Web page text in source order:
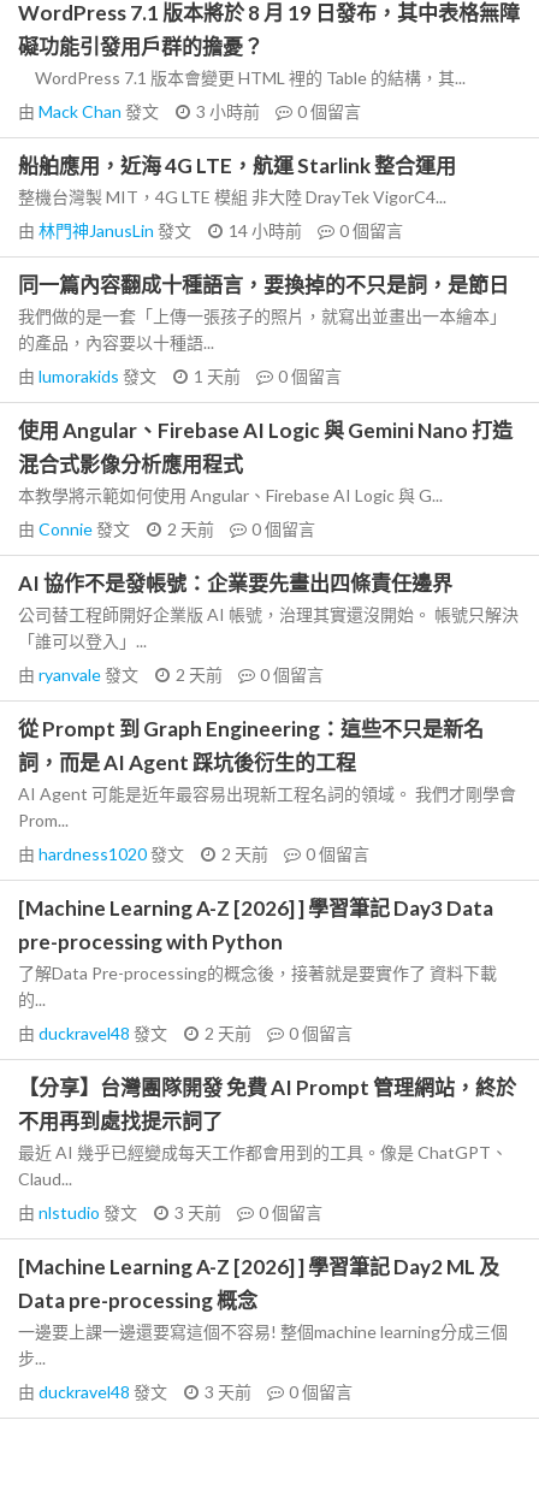
WordPress 7.1 版本將於 8 月 19 日發布，其中表格無障
礙功能引發用戶群的擔憂？
WordPress 7.1 版本會變更 HTML 裡的 Table 的結構，其...
由 Mack Chan 發文 3 小時前 0個留言
船舶應用，近海 4G LTE，航運 Starlink 整合運用
整機台灣製 MIT，4G LTE 模組 非大陸 DrayTek VigorC4...
由 林門神JanusLin 發文 14 小時前 0個留言
同一篇內容翻成十種語言，要換掉的不只是詞，是節日
我們做的是一套「上傳一張孩子的照片，就寫出並畫出一本繪本」
的產品，內容要以十種語...
由 lumorakids 發文 1 天前 0個留言
使用 Angular、Firebase AI Logic 與 Gemini Nano 打造
混合式影像分析應用程式
本教學將示範如何使用 Angular、Firebase AI Logic 與 G...
由 Connie發文 2 天前 0個留言
AI 協作不是發帳號：企業要先畫出四條責任邊界
公司替工程師開好企業版 AI 帳號，治理其實還沒開始。 帳號只解決
「誰可以登入」...
由 ryanvale發文 2 天前 0個留言
從 Prompt 到 Graph Engineering：這些不只是新名
詞，而是 AI Agent 踩坑後衍生的工程
AI Agent 可能是近年最容易出現新工程名詞的領域。 我們才剛學會
Prom...
由 hardness1020發文 2 天前 0個留言
[Machine Learning A-Z [2026] ] 學習筆記 Day3 Data
pre-processing with Python
了解Data Pre-processing的概念後，接著就是要實作了 資料下載
的...
由 duckravel48 發文 2 天前 0個留言
【分享】台灣團隊開發 免費 AI Prompt 管理網站，終於
不用再到處找提示詞了
最近 AI 幾乎已經變成每天工作都會用到的工具。像是 ChatGPT、
Claud...
由 nlstudio 發文 3 天前 0個留言
[Machine Learning A-Z [2026] ] 學習筆記 Day2 ML 及
Data pre-processing 概念
一邊要上課一邊還要寫這個不容易! 整個machine learning分成三個
步...
由 duckravel48 發文 3 天前 0個留言